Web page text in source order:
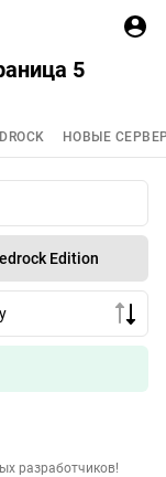
5
НОВЫЕ
Edition
разработчиков!